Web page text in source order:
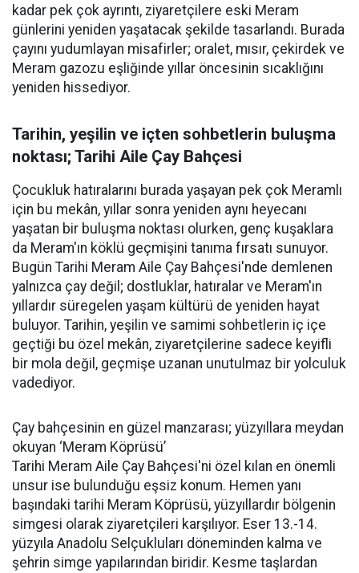
kadar pek çok ayrıntı, ziyaretçilere eski Meram
günlerini yeniden yaşatacak şekilde tasarlandı. Burada
çayını yudumlayan misafirler; oralet, mısır, çekirdek ve
Meram gazozu eşliğinde yıllar öncesinin sıcaklığını
yeniden hissediyor.
Tarihin, yeşilin ve içten sohbetlerin buluşma
noktası; Tarihi Aile Çay Bahçesi
Çocukluk hatıralarını burada yaşayan pek çok Meramlı
için bu mekân, yıllar sonra yeniden aynı heyecanı
yaşatan bir buluşma noktası olurken, genç kuşaklara
da Meram'ın köklü geçmişini tanıma fırsatı sunuyor.
Bugün Tarihi Meram Aile Çay Bahçesi'nde demlenen
yalnızca çay değil; dostluklar, hatıralar ve Meram'ın
yıllardır süregelen yaşam kültürü de yeniden hayat
buluyor. Tarihin, yeşilin ve samimi sohbetlerin iç içe
geçtiği bu özel mekân, ziyaretçilerine sadece keyifli
bir mola değil, geçmişe uzanan unutulmaz bir yolculuk
vadediyor.
Çay bahçesinin en güzel manzarası; yüzyıllara meydan
okuyan ‘Meram Köprüsü’
Tarihi Meram Aile Çay Bahçesi'ni özel kılan en önemli
unsur ise bulunduğu eşsiz konum. Hemen yanı
başındaki tarihi Meram Köprüsü, yüzyıllardır bölgenin
simgesi olarak ziyaretçileri karşılıyor. Eser 13.-14.
yüzyıla Anadolu Selçukluları döneminden kalma ve
şehrin simge yapılarından biridir. Kesme taşlardan